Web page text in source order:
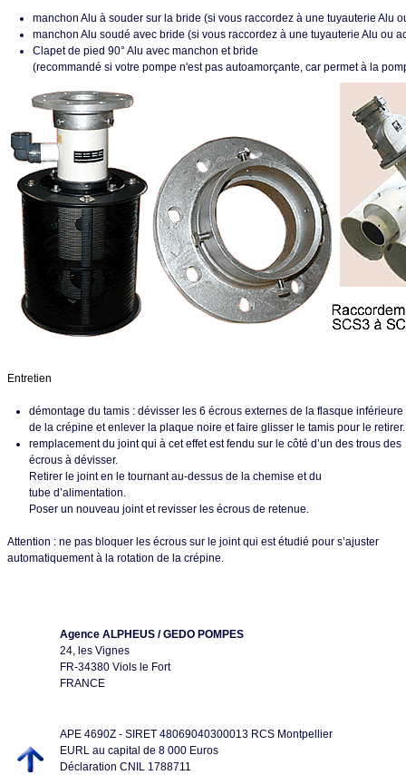
manchon Alu à souder sur la bride (si vous raccordez à une tuyauterie Alu
manchon Alu soudé avec bride (si vous raccordez à une tuyauterie Alu ou
Clapet de pied 90° Alu avec manchon et bride
(recommandé si votre pompe n'est pas autoamorçante, car permet à la
Entretien
démontage du tamis : dévisser les 6 écrous externes de la flasque inférieure
de la crépine et enlever la plaque noire et faire glisser le tamis pour le retirer.
remplacement du joint qui à cet effet est fendu sur le côté d’un des trous des
écrous à dévisser.
Retirer le joint en le tournant au-dessus de la chemise et du
tube d’alimentation.
Poser un nouveau joint et revisser les écrous de retenue.
Attention : ne pas bloquer les écrous sur le joint qui est étudié pour s’ajuster
automatiquement à la rotation de la crépine.
Agence ALPHEUS / GEDO POMPES
24, les Vignes
FR-34380 Viols le Fort
FRANCE
APE 4690Z - SIRET 48069040300013 RCS Montpellier
EURL au capital de 8 000 Euros
Déclaration CNIL 1788711